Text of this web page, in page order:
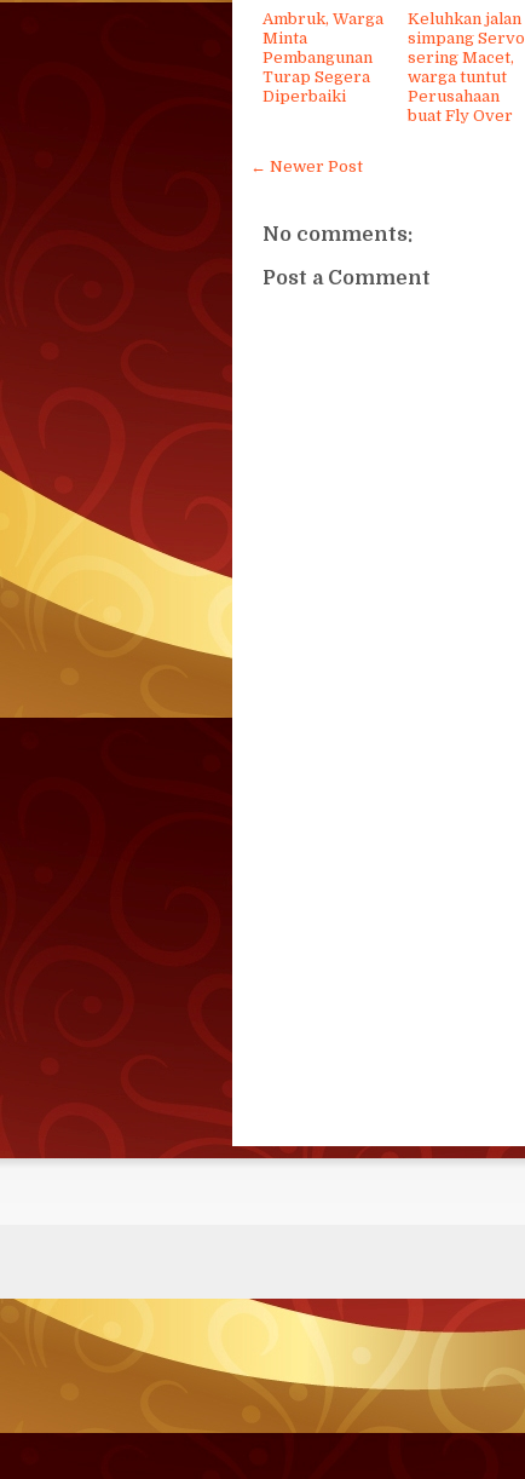
Ambruk, Warga
Minta
Pembangunan
Turap Segera
Diperbaiki
Keluhkan jalan
simpang Servo
sering Macet,
warga tuntut
Perusahaan
buat Fly Over
← Newer Post
No comments:
Post a Comment